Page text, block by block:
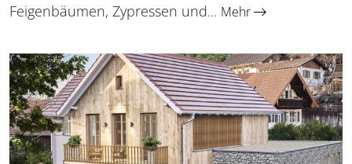
Feigenbäumen, Zypressen und... Mehr